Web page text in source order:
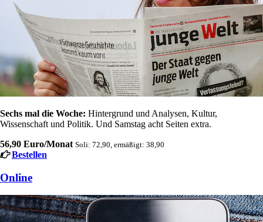
Sechs mal die Woche: Hintergrund und Analysen, Kultur,
Wissenschaft und Politik. Und Samstag acht Seiten extra.
56,90 Euro/Monat Soli: 72,90, ermäßigt: 38,90
Bestellen
Online